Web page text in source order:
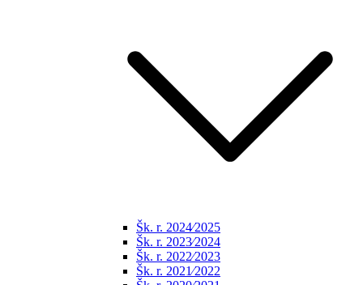
Šk. r. 2024⁄2025
Šk. r. 2023⁄2024
Šk. r. 2022⁄2023
Šk. r. 2021⁄2022